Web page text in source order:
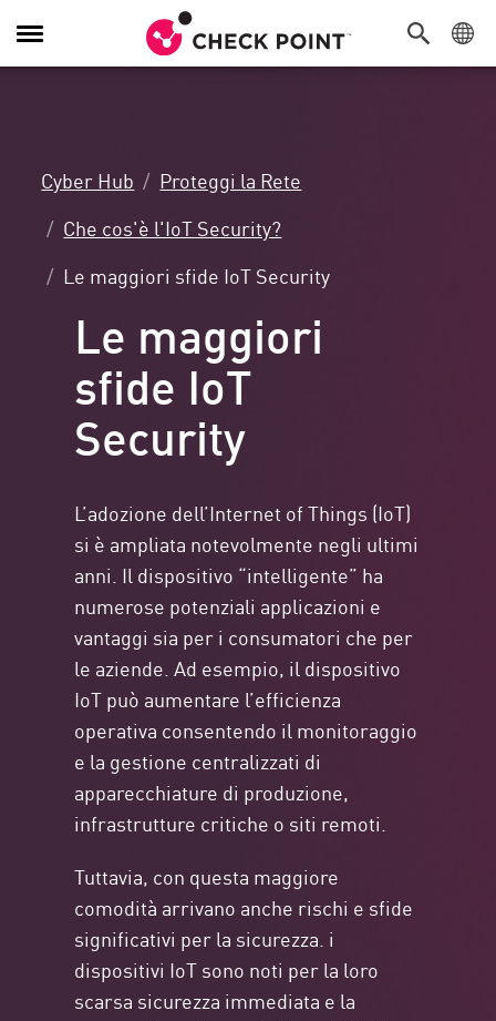
Attiva/Disattiva
navigazione
Cyber Hub
Proteggi la Rete
Che cos'è l'IoT Security?
Le maggiori sfide IoT Security
Le maggiori
sfide IoT
Security
L’adozione dell’Internet of Things (IoT)
si è ampliata notevolmente negli ultimi
anni. Il dispositivo “intelligente” ha
numerose potenziali applicazioni e
vantaggi sia per i consumatori che per
le aziende. Ad esempio, il dispositivo
IoT può aumentare l’efficienza
operativa consentendo il monitoraggio
e la gestione centralizzati di
apparecchiature di produzione,
infrastrutture critiche o siti remoti.
Tuttavia, con questa maggiore
comodità arrivano anche rischi e sfide
significativi per la sicurezza. i
dispositivi IoT sono noti per la loro
scarsa sicurezza immediata e la